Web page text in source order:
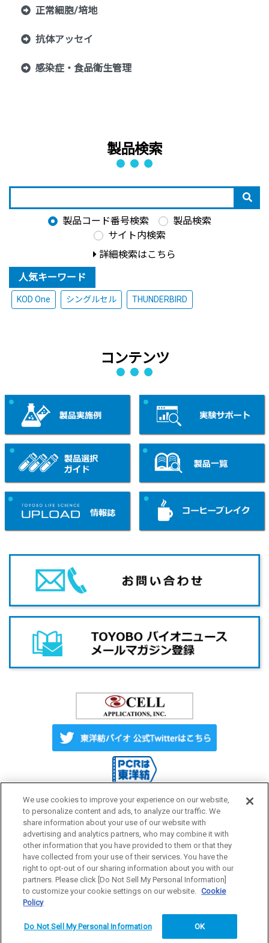
正常細胞/培地
抗体アッセイ
感染症・食品衛生管理
製品検索
製品コード番号検索
製品検索
サイト内検索
詳細検索はこちら
人気キーワード
KOD One シングルセル THUNDERBIRD
コンテンツ
Label License ご利用にあたって
プライバシーポリシー サイトマップ
Copyright © 1996-2026 TOYOBO CO., LTD. All rights reserved.
We use cookies to improve your experience on our website,
to personalize content and ads, to analyze our traffic. We
share information about your use of our website with
advertising and analytics partners, who may combine it with
other information that you have provided to them or that they
have collected from your use of their services. You have the
right to opt-out of our sharing information about you with our
partners. Please click [Do Not Sell My Personal Information]
to customize your cookie settings on our website. Cookie
Policy
Do Not Sell My Personal Information OK